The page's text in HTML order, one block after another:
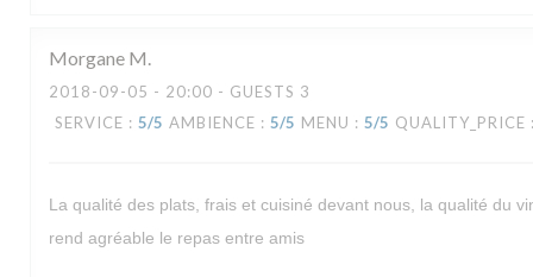
Morgane M
2018-09-05 - 20:00 - GUESTS 3
SERVICE : 5/5 AMBIENCE : 5/5 MENU : 5/5 QUALITY_PRICE
La qualité des plats, frais et cuisiné devant nous, la qualité du
rend agréable le repas entre amis